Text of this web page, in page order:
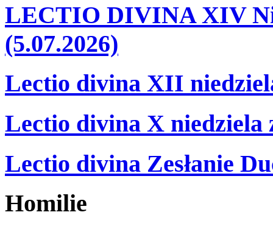
LECTIO DIVINA XIV
(5.07.2026)
Lectio divina XII
Lectio divina X niedziela
Lectio divina Zesłanie
Homilie